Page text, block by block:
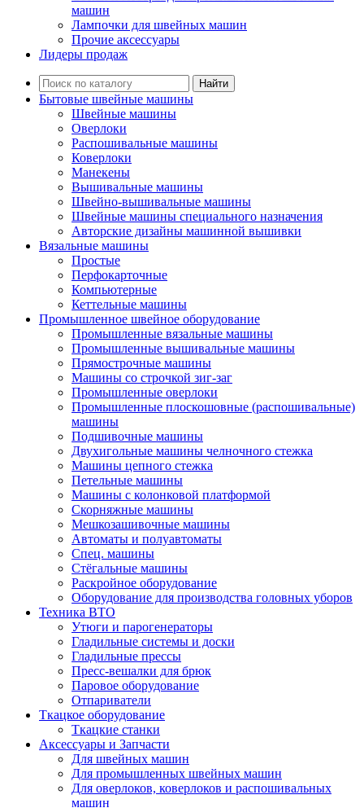
машин
Лампочки для швейных машин
Прочие аксессуары
Лидеры продаж
Найти
Бытовые швейные машины
Швейные машины
Оверлоки
Распошивальные машины
Коверлоки
Манекены
Вышивальные машины
Швейно-вышивальные машины
Швейные машины специального назначения
Авторские дизайны машинной вышивки
Вязальные машины
Простые
Перфокарточные
Компьютерные
Кеттельные машины
Промышленное швейное оборудование
Промышленные вязальные машины
Промышленные вышивальные машины
Прямострочные машины
Машины со строчкой зиг-заг
Промышленные оверлоки
Промышленные плоскошовные (распошивальные)
машины
Подшивочные машины
Двухигольные машины челночного стежка
Машины цепного стежка
Петельные машины
Машины с колонковой платформой
Cкорняжные машины
Мешкозашивочные машины
Автоматы и полуавтоматы
Спец. машины
Стёгальные машины
Раскройное оборудование
Оборудование для производства головных уборов
Техника ВТО
Утюги и парогенераторы
Гладильные системы и доски
Гладильные прессы
Пресс-вешалки для брюк
Паровое оборудование
Отпариватели
Ткацкое оборудование
Ткацкие станки
Аксессуары и Запчасти
Для швейных машин
Для промышленных швейных машин
Для оверлоков, коверлоков и распошивальных
машин